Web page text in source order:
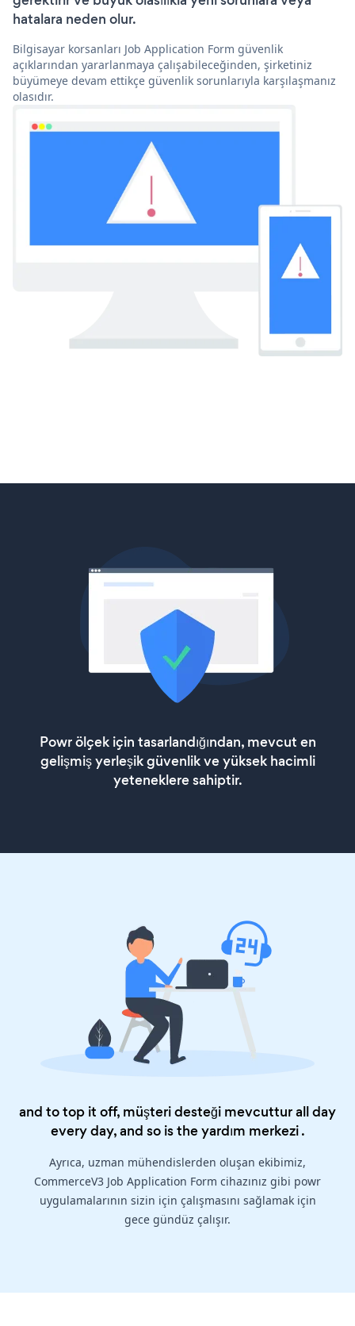
hatalara neden olur.
Bilgisayar korsanları Job Application Form güvenlik
açıklarından yararlanmaya çalışabileceğinden, şirketiniz
büyümeye devam ettikçe güvenlik sorunlarıyla karşılaşmanız
olasıdır.
Powr ölçek için tasarlandığından, mevcut en
gelişmiş yerleşik güvenlik ve yüksek hacimli
yeteneklere sahiptir.
and to top it off, müşteri desteği mevcuttur all day
every day, and so is theyardım merkezi.
Ayrıca, uzman mühendislerden oluşan ekibimiz,
CommerceV3 Job Application Form cihazınız gibi powr
uygulamalarının sizin için çalışmasını sağlamak için
gece gündüz çalışır.